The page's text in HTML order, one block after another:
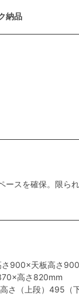
納品
ースを確保。限ら
900×天板高さ
高さ820mm
さ（上段）495（